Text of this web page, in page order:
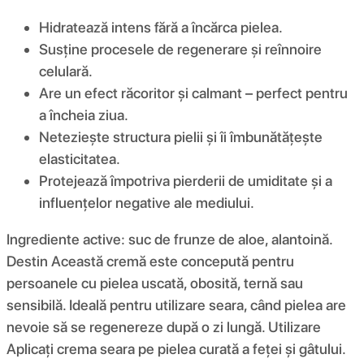
Hidratează intens fără a încărca pielea.
Susține procesele de regenerare și reînnoire
celulară.
Are un efect răcoritor și calmant – perfect pentru
a încheia ziua.
Neteziește structura pielii și îi îmbunătățește
elasticitatea.
Protejează împotriva pierderii de umiditate și a
influențelor negative ale mediului.
Ingrediente active: suc de frunze de aloe, alantoină.
Destin Această cremă este concepută pentru
persoanele cu pielea uscată, obosită, ternă sau
sensibilă. Ideală pentru utilizare seara, când pielea are
nevoie să se regenereze după o zi lungă. Utilizare
Aplicați crema seara pe pielea curată a feței și gâtului.